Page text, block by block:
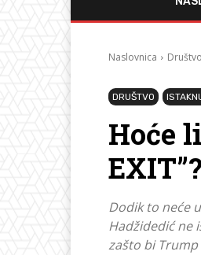
Naslovnica Društvo
DRUŠTVO
Hoće
EXIT”?
Dodik to neće
Hadžidedić ne
zašto bi